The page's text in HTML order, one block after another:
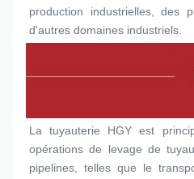
production industrielles, des
d'autres domaines industriels.
La tuyauterie HGY est
opérations de levage de
pipelines, telles que le